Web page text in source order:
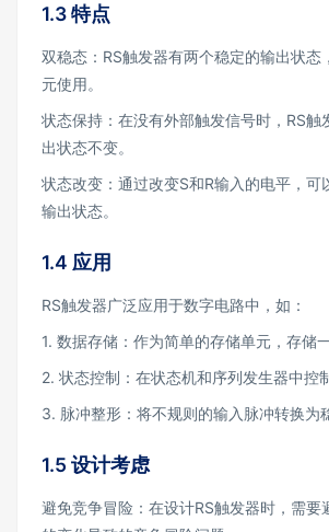
1.3 特点
双稳态：RS触发器有两个稳定的输出状态
元使用。
状态保持：在没有外部触发信号时，RS触
出状态不变。
状态改变：通过改变S和R输入的电平，可
输出状态。
1.4 应用
RS触发器广泛应用于数字电路中，如：
1. 数据存储：作为简单的存储单元，存储
2. 状态控制：在状态机和序列发生器中控
3. 脉冲整形：将不规则的输入脉冲转换为
1.5 设计考虑
避免竞争冒险：在设计RS触发器时，需要